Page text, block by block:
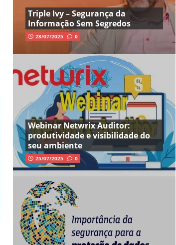
Triple Ivy – Segurança da
Informação Sem Segredos
28/07/2025 0
Webinar Netwrix Auditor:
produtividade e visibilidade do
seu ambiente
25/07/2025 0